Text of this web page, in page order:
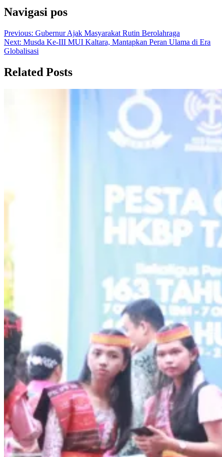
Navigasi pos
Previous: Gubernur Ajak Masyarakat Rutin Berolahraga
Next: Musda Ke-III MUI Kaltara, Mantapkan Peran Ulama di Era
Globalisasi
Related Posts